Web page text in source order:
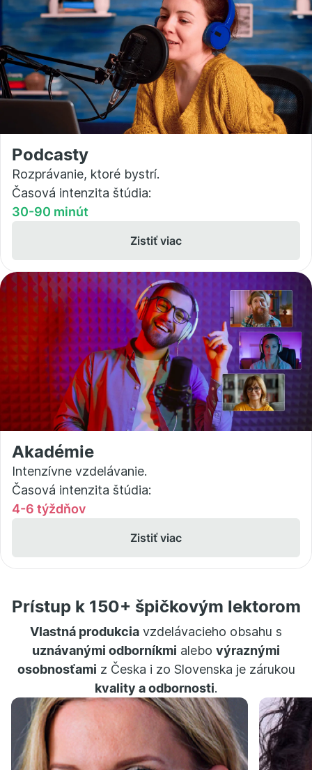
Podcasty
Rozprávanie, ktoré bystrí.
Časová intenzita štúdia:
30-90 minút
Zistiť viac
Akadémie
Intenzívne vzdelávanie.
Časová intenzita štúdia:
4-6 týždňov
Zistiť viac
Prístup k 150+ špičkovým lektorom
Vlastná produkcia vzdelávacieho obsahu s
uznávanými odborníkmi alebo výraznými
osobnosťami z Česka i zo Slovenska je zárukou
kvality a odbornosti.